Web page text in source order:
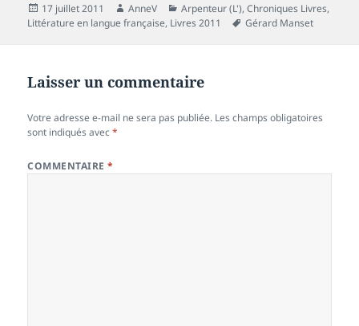
Publié
le
17 juillet 2011 Auteur
AnneV Catégories
Arpenteur (L'),Chroniques Livres,
Littérature en langue française, Livres 2011
Mots-
Gérard Manset
Laisser un commentaire
Votre adresse e-mail ne sera pas publiée. Les champs obligatoires
sont indiqués avec*
COMMENTAIRE*